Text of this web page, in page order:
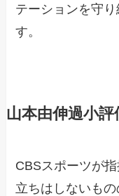
テーションを守
す。
山本由伸過小
CBSスポーツが
立ちはしないも